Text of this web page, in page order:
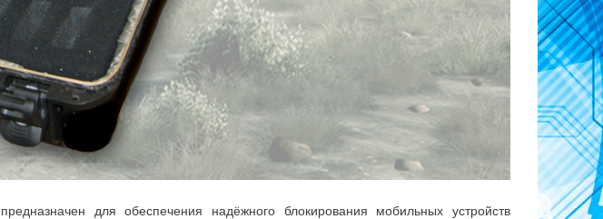
для обеспечения надёжного блокирования мобильных устройств